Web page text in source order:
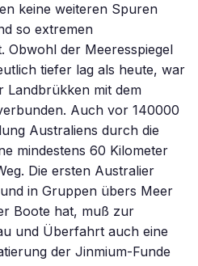
keine weiteren Spuren
so extremen
Obwohl der Meeresspiegel
tiefer lag als heute, war
Landbrükken mit dem
Auch vor 140000
Australiens durch die
mindestens 60 Kilometer
Die ersten Australier
in Gruppen übers Meer
Boote hat, muß zur
und Überfahrt auch eine
der Jinmium-Funde